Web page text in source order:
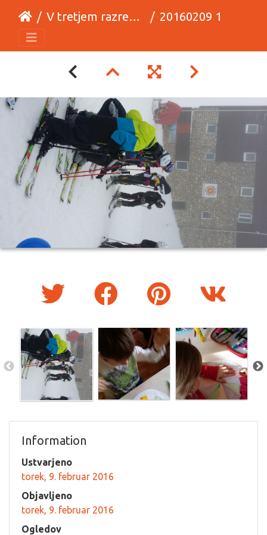
V tretjem razredu izdelujemo koledar 20160209 102659
Information
Ustvarjeno
torek, 9. februar 2016
Objavljeno
torek, 9. februar 2016
Ogledov